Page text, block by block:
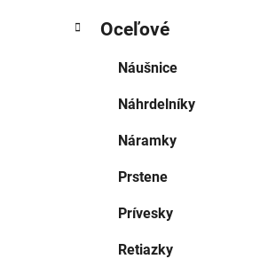
Oceľové
Náušnice
Náhrdelníky
Náramky
Prstene
Prívesky
Retiazky